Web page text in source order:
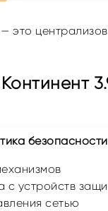
это
безопасности
с устройств
сетью